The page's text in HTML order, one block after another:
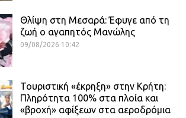
Θλίψη στη Μεσαρά: Έφυγε από τη
ζωή ο αγαπητός Μανώλης
09/08/2026 10:42
Τουριστική «έκρηξη» στην Κρήτη:
Πληρότητα 100% στα πλοία και
«βροχή» αφίξεων στα αεροδρόμια